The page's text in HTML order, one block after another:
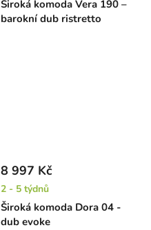
Široká komoda Vera 190 –
barokní dub ristretto
Široká komoda Dora 04 -
dub evoke
8 997 Kč
2 - 5 týdnů